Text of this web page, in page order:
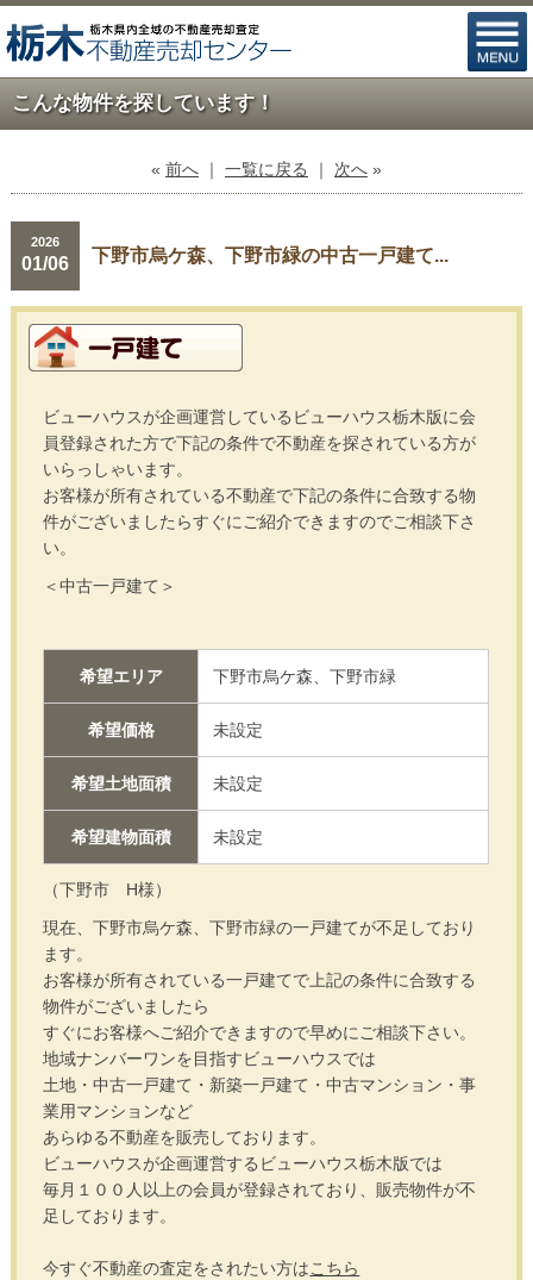
こんな物件を探しています！
« 前へ ｜ 一覧に戻る ｜ 次へ »
2026
01/06 下野市烏ケ森、下野市緑の中古一戸建て...
ビューハウスが企画運営しているビューハウス栃木版に会
員登録された方で下記の条件で不動産を探されている方が
いらっしゃいます。
お客様が所有されている不動産で下記の条件に合致する物
件がございましたらすぐにご紹介できますのでご相談下さ
い。
＜中古一戸建て＞
希望エリア 下野市烏ケ森、下野市緑
希望価格 未設定
希望土地面積 未設定
希望建物面積 未設定
（下野市 H様）
現在、下野市烏ケ森、下野市緑の一戸建てが不足しており
ます。
お客様が所有されている一戸建てで上記の条件に合致する
物件がございましたら
すぐにお客様へご紹介できますので早めにご相談下さい。
地域ナンバーワンを目指すビューハウスでは
土地・中古一戸建て・新築一戸建て・中古マンション・事
業用マンションなど
あらゆる不動産を販売しております。
ビューハウスが企画運営するビューハウス栃木版では
毎月１００人以上の会員が登録されており、販売物件が不
足しております。
今すぐ不動産の査定をされたい方はこちら